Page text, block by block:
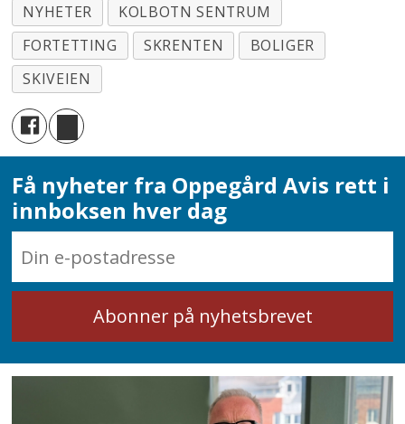
NYHETER
KOLBOTN SENTRUM
FORTETTING
SKRENTEN
BOLIGER
SKIVEIEN
Få nyheter fra Oppegård Avis rett i
innboksen hver dag